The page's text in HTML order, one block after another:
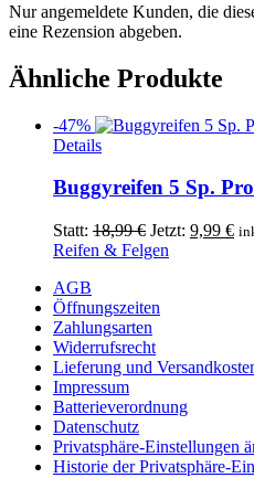
Nur angemeldete Kunden, die
eine Rezension abgeben.
Ähnliche Produkte
-47%
Details
Buggyreifen 5 Sp.
Statt: 18,99€ Ursprünglicher
Preis
Jetzt: 9,99 €
Reifen & Felgen
AGB
Öffnungszeiten
Zahlungsarten
Widerrufsrecht
Lieferung und
Impressum
Batterieverordnung
Datenschutz
Privatsphäre-Einstellungen
Historie der Privatsphäre-